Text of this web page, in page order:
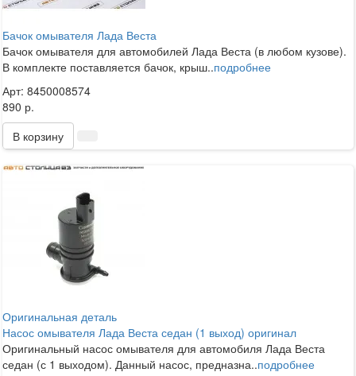
Бачок омывателя Лада Веста
Бачок омывателя для автомобилей Лада Веста (в любом кузове).
В комплекте поставляется бачок, крыш..подробнее
Арт: 8450008574
890 р.
В корзину
Оригинальная деталь
Насос омывателя Лада Веста седан (1 выход) оригинал
Оригинальный насос омывателя для автомобиля Лада Веста
седан (с 1 выходом). Данный насос, предназна..подробнее